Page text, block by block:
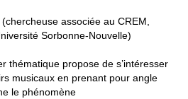
associée au CREM,
Sorbonne-Nouvelle)
thématique propose de s’intéresser
musicaux en prenant pour angle
le phénomène